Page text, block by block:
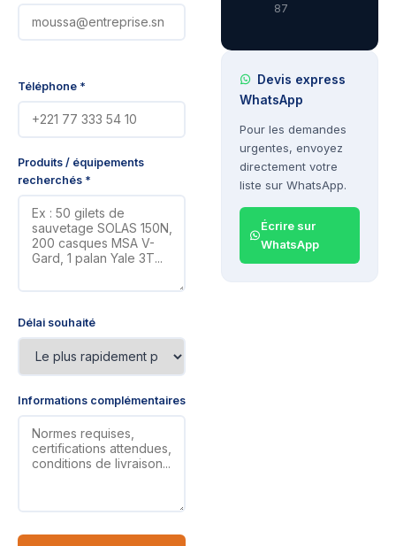
Téléphone *
Produits / équipements
recherchés *
Délai souhaité
Informations complémentaires
87
Devis express
WhatsApp
Pour les demandes
urgentes, envoyez
directement votre
liste sur WhatsApp.
Écrire sur
WhatsApp